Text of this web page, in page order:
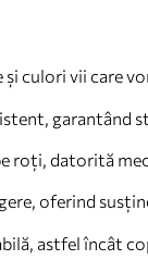
culori vii care
garantând
roți, datorită
oferind
astfel încât